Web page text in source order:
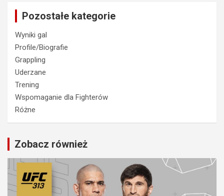
Pozostałe kategorie
Wyniki gal
Profile/Biografie
Grappling
Uderzane
Trening
Wspomaganie dla Fighterów
Różne
Zobacz również